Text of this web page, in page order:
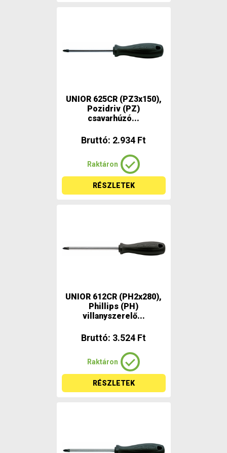
UNIOR 625CR (PZ3x150),
Pozidriv (PZ)
csavarhúzó...
Bruttó: 2.934 Ft
Raktáron
RÉSZLETEK
UNIOR 612CR (PH2x280),
Phillips (PH)
villanyszerelő...
Bruttó: 3.524 Ft
Raktáron
RÉSZLETEK